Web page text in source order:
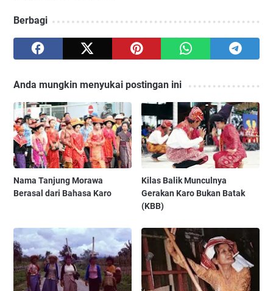
Berbagi
Anda mungkin menyukai postingan ini
Nama Tanjung Morawa
Berasal dari Bahasa Karo
Kilas Balik Munculnya
Gerakan Karo Bukan Batak
(KBB)